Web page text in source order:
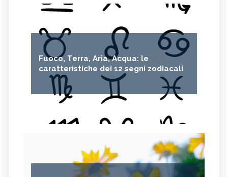
Fuoco, Terra, Aria, Acqua: le
caratteristiche dei 12 segni zodiacali